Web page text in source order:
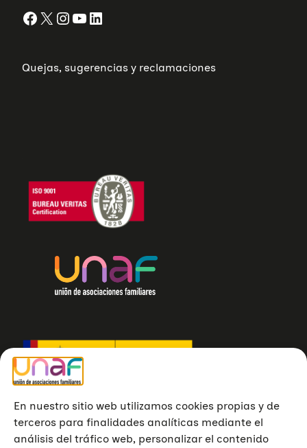
En nuestro sitio web utilizamos cookies propias y de
terceros para finalidades analíticas mediante el
análisis del tráfico web, personalizar el contenido
Facebook X InstagramYouTube LinkedIn
Quejas, sugerencias y reclamaciones